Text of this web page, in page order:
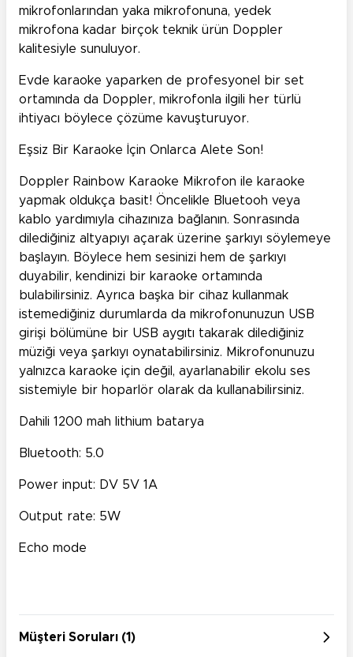
mikrofonlarından yaka mikrofonuna, yedek
mikrofona kadar birçok teknik ürün Doppler
kalitesiyle sunuluyor.
Evde karaoke yaparken de profesyonel bir set
ortamında da Doppler, mikrofonla ilgili her türlü
ihtiyacı böylece çözüme kavuşturuyor.
Eşsiz Bir Karaoke İçin Onlarca Alete Son!
Doppler Rainbow Karaoke Mikrofon ile karaoke
yapmak oldukça basit! Öncelikle Bluetooh veya
kablo yardımıyla cihazınıza bağlanın. Sonrasında
dilediğiniz altyapıyı açarak üzerine şarkıyı söylemeye
başlayın. Böylece hem sesinizi hem de şarkıyı
duyabilir, kendinizi bir karaoke ortamında
bulabilirsiniz. Ayrıca başka bir cihaz kullanmak
istemediğiniz durumlarda da mikrofonunuzun USB
girişi bölümüne bir USB aygıtı takarak dilediğiniz
müziği veya şarkıyı oynatabilirsiniz. Mikrofonunuzu
yalnızca karaoke için değil, ayarlanabilir ekolu ses
sistemiyle bir hoparlör olarak da kullanabilirsiniz.
Dahili 1200 mah lithium batarya
Bluetooth: 5.0
Power input: DV 5V 1A
Output rate: 5W
Echo mode
Müşteri Soruları (1)